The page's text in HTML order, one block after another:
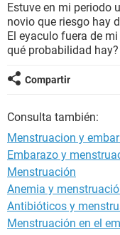
SEXUALIDAD
GLOSARIO
Estuve en mi periodo
novio que riesgo hay
El eyaculo fuera de
qué probabilidad hay?
Compartir
Consulta también:
Menstruacion y
Embarazo y
Menstruación
Anemia y
Antibióticos y
Menstruación en el